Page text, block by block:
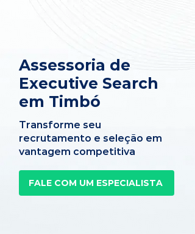
Assessoria de
Executive Search
em Timbó
Transforme seu
recrutamento e seleção em
vantagem competitiva
FALE COM UM ESPECIALISTA